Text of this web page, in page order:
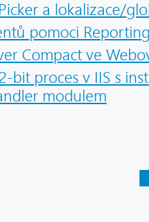
a lokalizace/
pomoci
Compact ve
bit proces v IIS s
modulem